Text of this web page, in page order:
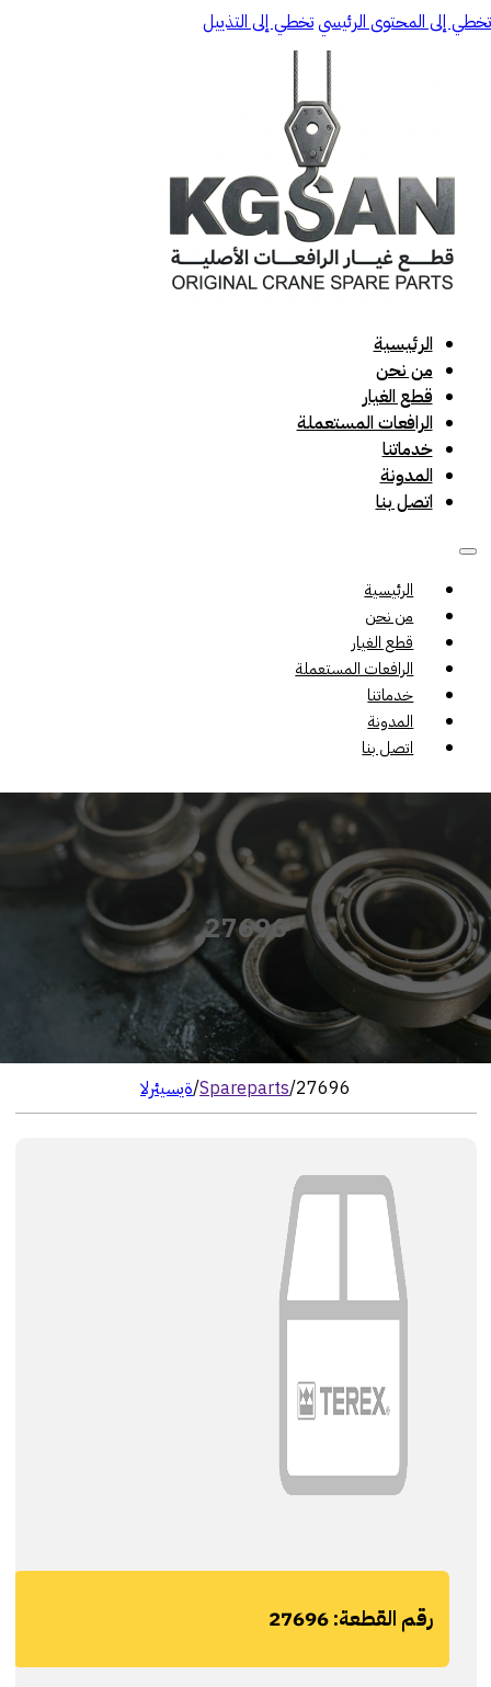
تخطي إلى المحتوى الرئيسيتخطي إلى التذييل
الرئيسية
من نحن
قطع الغيار
الرافعات المستعملة
خدماتنا
المدونة
اتصل بنا
الرئيسية
من نحن
قطع الغيار
الرافعات المستعملة
خدماتنا
المدونة
اتصل بنا
27696
الرئيسية/Spareparts/27696
رقم القطعة:27696